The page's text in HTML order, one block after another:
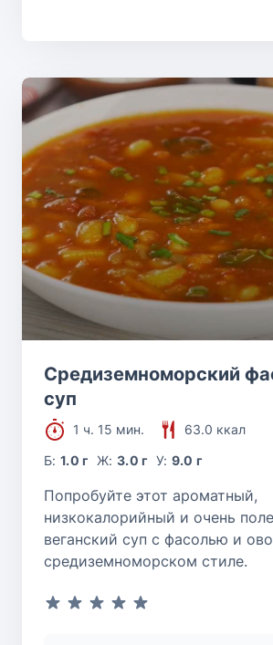
Средиземноморский
суп
1 ч. 15 мин.
63.0 ккал
Б:1.0 г Ж: 3.0 г У: 9.0 г
Попробуйте этот ароматный,
низкокалорийный и очень
веганский суп с фасолью и
средиземноморском стиле.